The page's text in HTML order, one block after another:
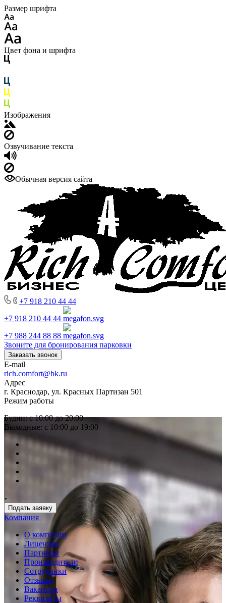
Размер шрифта
Цвет фона и шрифта
Изображения
Озвучивание текста
Обычная версия сайта
+7 918 210 44 44
+7 918 210 44 44
+7 988 244 88 88
Звоните для бронирования парковки
Заказать звонок
E-mail
rich.comfort@bk.ru
Адрес
г. Краснодар, ул. Красных Партизан 501
Режим работы
Будни: с 10:00 до 20:00
Выходные: с 10:00 до 19:00
Подать заявку
Компания
О компании
Лицензии
Партнеры
Производители
Сотрудники
Отзывы
Вакансии
Реквизиты